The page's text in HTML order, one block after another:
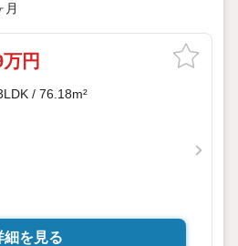
月
円
/ 76.18m²
細を見る